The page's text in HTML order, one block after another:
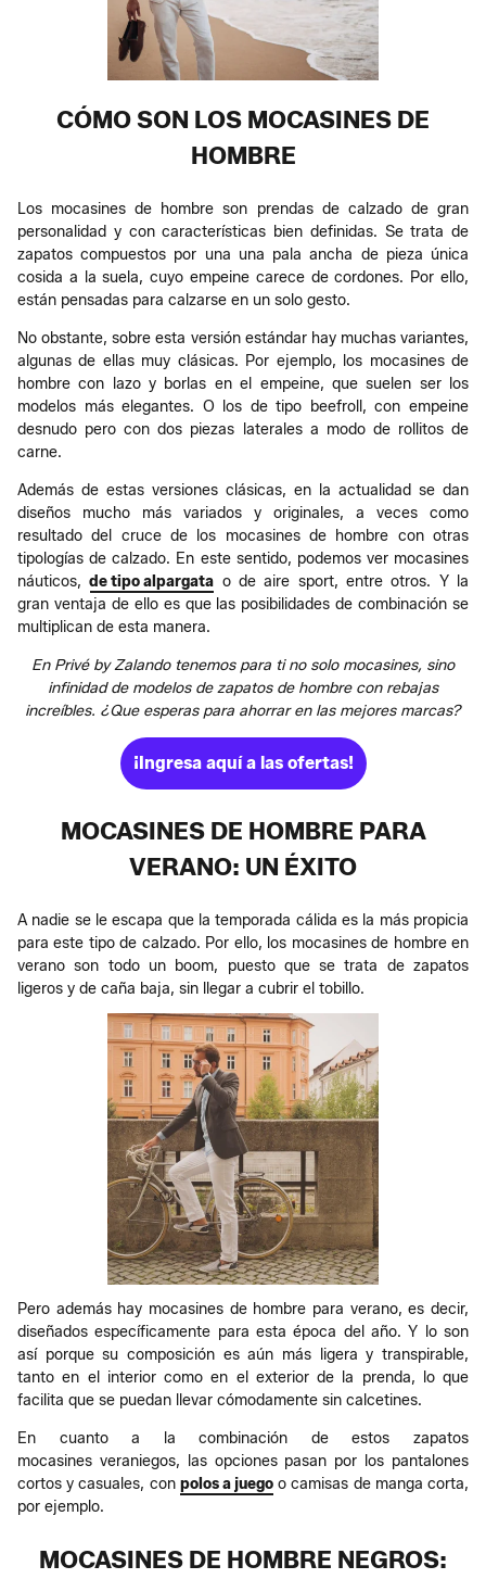
CÓMO SON LOS MOCASINES DE
HOMBRE
Los mocasines de hombre son prendas de calzado de gran
personalidad y con características bien definidas. Se trata de
zapatos compuestos por una una pala ancha de pieza única
cosida a la suela, cuyo empeine carece de cordones. Por ello,
están pensadas para calzarse en un solo gesto.
No obstante, sobre esta versión estándar hay muchas variantes,
algunas de ellas muy clásicas. Por ejemplo, los mocasines de
hombre con lazo y borlas en el empeine, que suelen ser los
modelos más elegantes. O los de tipo beefroll, con empeine
desnudo pero con dos piezas laterales a modo de rollitos de
carne.
Además de estas versiones clásicas, en la actualidad se dan
diseños mucho más variados y originales, a veces como
resultado del cruce de los mocasines de hombre con otras
tipologías de calzado. En este sentido, podemos ver mocasines
náuticos,de tipo alpargata o de aire sport, entre otros. Y la
gran ventaja de ello es que las posibilidades de combinación se
multiplican de esta manera.
En Privé by Zalando tenemos para ti no solo mocasines, sino
infinidad de modelos de zapatos de hombre con rebajas
increíbles. ¿Que esperas para ahorrar en las mejores marcas?
¡Ingresa aquí a las ofertas!
MOCASINES DE HOMBRE PARA
VERANO: UN ÉXITO
A nadie se le escapa que la temporada cálida es la más propicia
para este tipo de calzado. Por ello, los mocasines de hombre en
verano son todo un boom, puesto que se trata de zapatos
ligeros y de caña baja, sin llegar a cubrir el tobillo.
Pero además hay mocasines de hombre para verano, es decir,
diseñados específicamente para esta época del año. Y lo son
así porque su composición es aún más ligera y transpirable,
tanto en el interior como en el exterior de la prenda, lo que
facilita que se puedan llevar cómodamente sin calcetines.
En cuanto a la combinación de estos zapatos
mocasines veraniegos, las opciones pasan por los pantalones
cortos y casuales, con polos a juegoo camisas de manga corta,
por ejemplo.
MOCASINES DE HOMBRE NEGROS: